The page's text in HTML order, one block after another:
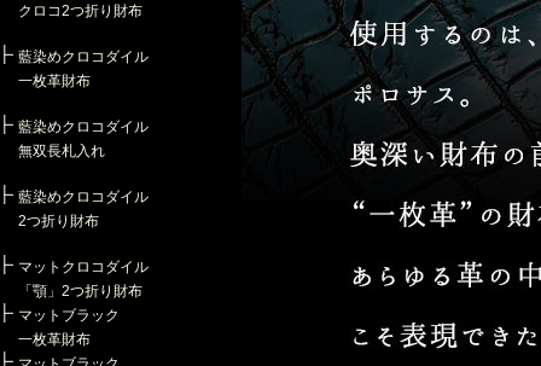
クロコ2つ折り財布
藍染めクロコダイル
一枚革財布
藍染めクロコダイル
無双長札入れ
藍染めクロコダイル
2つ折り財布
マットクロコダイル
「顎」2つ折り財布
マットブラック
一枚革財布